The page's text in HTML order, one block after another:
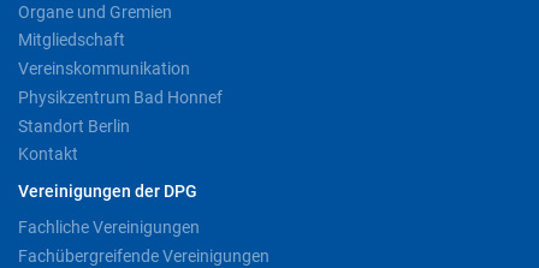
Organe und Gremien
Mitgliedschaft
Vereinskommunikation
Physikzentrum Bad Honnef
Standort Berlin
Kontakt
Vereinigungen der DPG
Fachliche Vereinigungen
Fachübergreifende Vereinigungen